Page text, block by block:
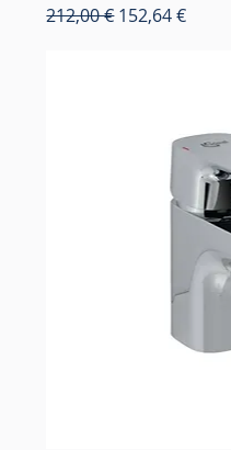
Κανονική τιμή
212,00 € Τιμή Έκπτωσης
152,64 €